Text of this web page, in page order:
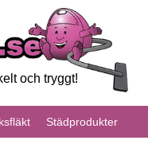
och tryggt!
Städprodukter